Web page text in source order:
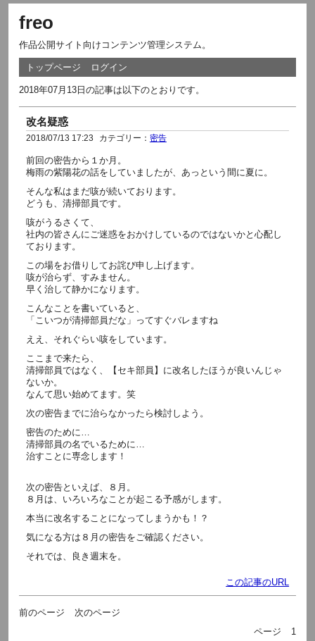
freo
作品公開サイト向けコンテンツ管理システム。
トップページ ログイン
2018年07月13日の記事は以下のとおりです。
改名疑惑
2018/07/13 17:23 カテゴリー： 密告
前回の密告から１か月。
梅雨の紫陽花の話をしていましたが、あっという間に夏に。
そんな私はまだ咳が続いております。
どうも、清掃部員です。
咳がうるさくて、
社内の皆さんにご迷惑をおかけしているのではないかと心配し
ております。
この場をお借りしてお詫び申し上げます。
咳が治らず、すみません。
早く治して静かになります。
こんなことを書いていると、
「こいつが清掃部員だな」ってすぐバレますね
ええ、それぐらい咳をしています。
ここまで来たら、
清掃部員ではなく、【セキ部員】に改名したほうが良いんじゃ
ないか。
なんて思い始めてます。笑
次の密告までに治らなかったら検討しよう。
密告のために…
清掃部員の名でいるために…
治すことに専念します！
次の密告といえば、８月。
８月は、いろいろなことが起こる予感がします。
本当に改名することになってしまうかも！？
気になる方は８月の密告をご確認ください。
それでは、良き週末を。
この記事のURL
前のページ
次のページ
ページ
1